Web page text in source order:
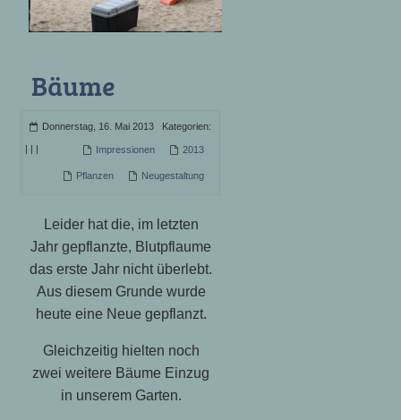
Bäume
Donnerstag, 16. Mai 2013 Kategorien:
2013
Impressionen
Neugestaltung
Pflanzen
Leider hat die, im letzten
Jahr gepflanzte, Blutpflaume
das erste Jahr nicht überlebt.
Aus diesem Grunde wurde
heute eine Neue gepflanzt.
Gleichzeitig hielten noch
zwei weitere Bäume Einzug
in unserem Garten.